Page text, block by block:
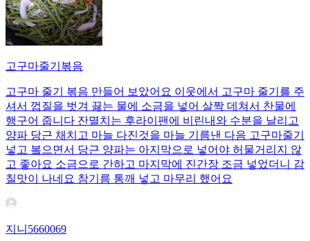
고구마줄기볶음
고구마 줄기 볶음 만들어 보았어요 이웃에서 고구마 줄기를 주
셔서 껍질을 벗겨 끓는 물에 소금을 넣어 살짝 데쳐서 찬물에
행구어 줍니다 잔멸치는 후라이팬에 비린내와 수분을 날리고
양파 당근 채치고 마늘 다진것을 마늘 기름낸 다음 고구마줄기
넣고 봌으면서 당근 양파는 아지막으로 넣어야 허물거리지 않
고 좋아요 소금으로 간하고 마지막에 진간장 조금 넣었더니 감
칠맛이 나네요 참기름 통깨 넣고 마무리 했어요
지니5660069